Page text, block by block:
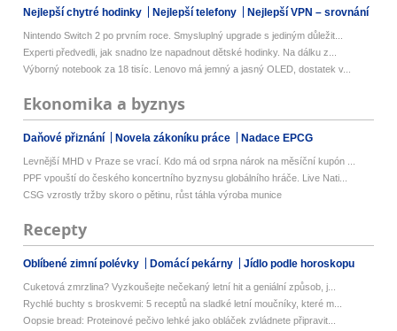
Nejlepší chytré hodinky Nejlepší telefony Nejlepší VPN – srovnání
Nintendo Switch 2 po prvním roce. Smysluplný upgrade s jediným důležit...
Experti předvedli, jak snadno lze napadnout dětské hodinky. Na dálku z...
Výborný notebook za 18 tisíc. Lenovo má jemný a jasný OLED, dostatek v...
Ekonomika a byznys
Daňové přiznání Novela zákoníku práce Nadace EPCG
Levnější MHD v Praze se vrací. Kdo má od srpna nárok na měsíční kupón ...
PPF vpouští do českého koncertního byznysu globálního hráče. Live Nati...
CSG vzrostly tržby skoro o pětinu, růst táhla výroba munice
Recepty
Oblíbené zimní polévky Domácí pekárny Jídlo podle horoskopu
Cuketová zmrzlina? Vyzkoušejte nečekaný letní hit a geniální způsob, j...
Rychlé buchty s broskvemi: 5 receptů na sladké letní moučníky, které m...
Oopsie bread: Proteinové pečivo lehké jako obláček zvládnete připravit...